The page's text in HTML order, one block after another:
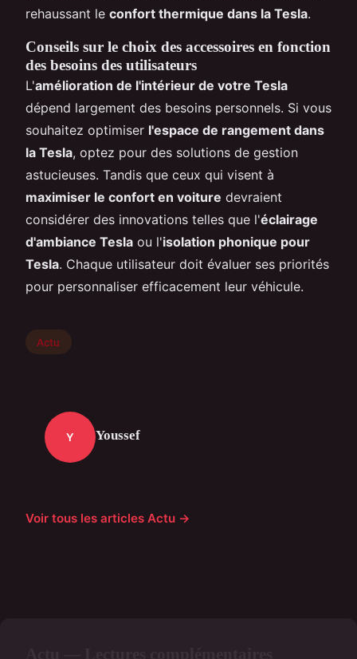
rehaussant le confort thermique dans la Tesla.
Conseils sur le choix des accessoires en fonction
des besoins des utilisateurs
L'amélioration de l'intérieur de votre Tesla
dépend largement des besoins personnels. Si vous
souhaitez optimiser l'espace de rangement dans
la Tesla, optez pour des solutions de gestion
astucieuses. Tandis que ceux qui visent à
maximiser le confort en voiture devraient
considérer des innovations telles que l'éclairage
d'ambiance Tesla ou l'isolation phonique pour
Tesla. Chaque utilisateur doit évaluer ses priorités
pour personnaliser efficacement leur véhicule.
Actu
Y Youssef
Voir tous les articles Actu →